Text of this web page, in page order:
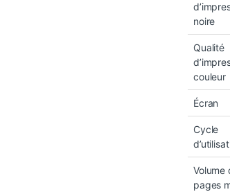
noire
Qualité
couleur
Écran
Cycle
Volume
pages